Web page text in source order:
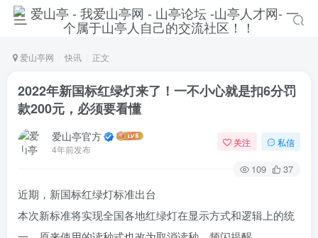
爱山亭网 快讯 正文
2022年新国标红绿灯来了！一不小心就是扣6分罚
款200元，必须要看懂
爱山亭官方
4年前发布
关注 私信
109 37
近期，新国标红绿灯标准出台
本次新标准将实现全国各地红绿灯在显示方式和逻辑上的统